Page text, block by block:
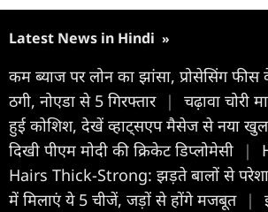
Latest News in Hindi »
कम ब्याज पर लोन का झांसा, प्रोसेसिंग फीस
ठगी, नोएडा से 5 गिरफ्तार |
चढ़ावा चोरी
हुई कोशिश, देखें व्हाट्सएप मैसेज से नया
दिखी पीएम मोदी की क्रिकेट डिप्लोमेसी
|
Hairs Thick-Strong: झड़ते बालों से
में मिलाएं ये 5 चीजें, जड़ों से होंगे मजबूत |